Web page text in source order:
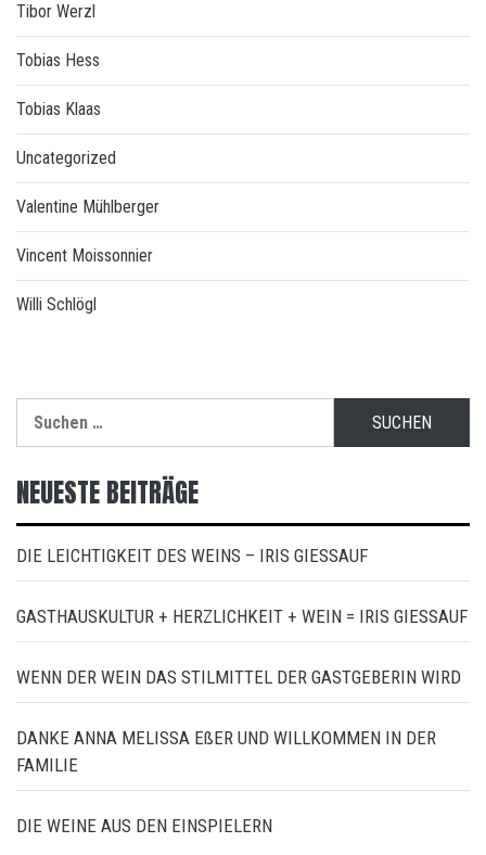
Tibor Werzl
Tobias Hess
Tobias Klaas
Uncategorized
Valentine Mühlberger
Vincent Moissonnier
Willi Schlögl
nach:
NEUESTE BEITRÄGE
DIE LEICHTIGKEIT DES WEINS – IRIS GIESSAUF
GASTHAUSKULTUR + HERZLICHKEIT + WEIN = IRIS GIESSAUF
WENN DER WEIN DAS STILMITTEL DER GASTGEBERIN WIRD
DANKE ANNA MELISSA EßER UND WILLKOMMEN IN DER
FAMILIE
DIE WEINE AUS DEN EINSPIELERN